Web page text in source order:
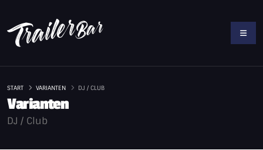
Varianten
DJ / Club
START VARIANTEN DJ / CLUB